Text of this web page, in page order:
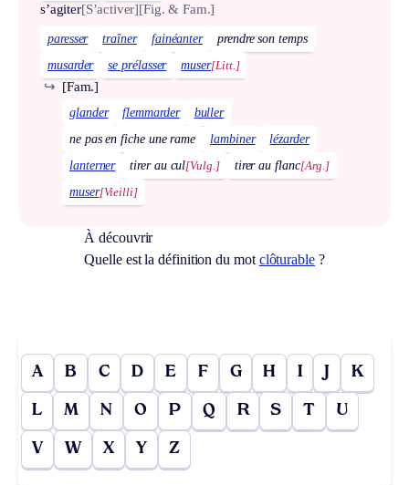
s’agiter[S’activer][Fig. & Fam.]
paresser traîner fainéanter
prendre son temps
musarder
se prélasser muser[Litt.]
[Fam.]
↪
glander flemmarder
buller
ne pas en fiche une rame
lambiner
lézarder
lanterner
tirer au cul[Vulg.] tirer au flanc[Arg.]
muser[Vieilli]
À découvrir
Quelle est la définition du mot clôturable?
A B C D E F G H I J K
L M N O P Q R S T U
V W X Y Z